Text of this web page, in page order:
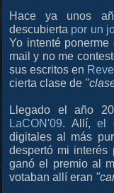
Hace ya unos
descubierta por un
Yo intenté
mail y no me
sus escritos en
cierta clase de
Llegado el año
LaCON'09. Allí,el
digitales al más
despertó mi interés
ganó el premio al
votaban allí eran